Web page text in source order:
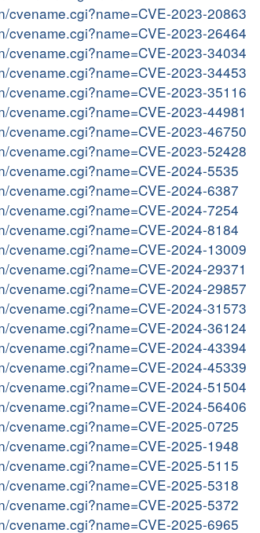
cvename.cgi?name=CVE-2023-20863
cvename.cgi?name=CVE-2023-26464
cvename.cgi?name=CVE-2023-34034
cvename.cgi?name=CVE-2023-34453
cvename.cgi?name=CVE-2023-35116
cvename.cgi?name=CVE-2023-44981
cvename.cgi?name=CVE-2023-46750
cvename.cgi?name=CVE-2023-52428
cvename.cgi?name=CVE-2024-5535
cvename.cgi?name=CVE-2024-6387
cvename.cgi?name=CVE-2024-7254
cvename.cgi?name=CVE-2024-8184
cvename.cgi?name=CVE-2024-13009
cvename.cgi?name=CVE-2024-29371
cvename.cgi?name=CVE-2024-29857
cvename.cgi?name=CVE-2024-31573
cvename.cgi?name=CVE-2024-36124
cvename.cgi?name=CVE-2024-43394
cvename.cgi?name=CVE-2024-45339
cvename.cgi?name=CVE-2024-51504
cvename.cgi?name=CVE-2024-56406
cvename.cgi?name=CVE-2025-0725
cvename.cgi?name=CVE-2025-1948
cvename.cgi?name=CVE-2025-5115
cvename.cgi?name=CVE-2025-5318
cvename.cgi?name=CVE-2025-5372
cvename.cgi?name=CVE-2025-6965